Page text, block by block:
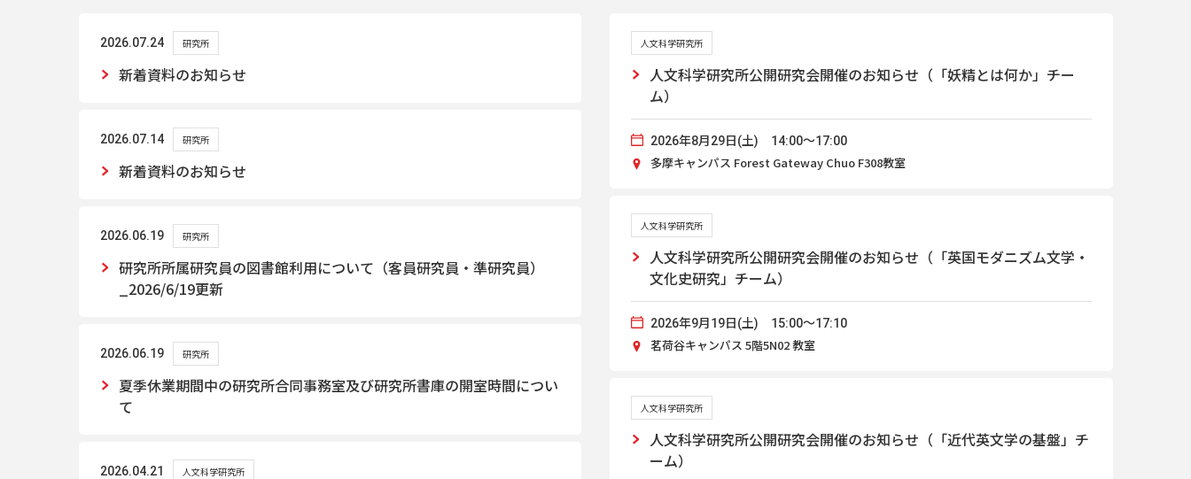
2026.07.24 研究所
新着資料のお知らせ
2026.07.14 研究所
新着資料のお知らせ
2026.06.19 研究所
研究所所属研究員の図書館利用について（客員研究員・準研究員）
_2026/6/19更新
2026.06.19 研究所
夏季休業期間中の研究所合同事務室及び研究所書庫の開室時間につい
て
2026.04.21 人文科学研究所
人文科学研究所
人文科学研究所公開研究会開催のお知らせ（「妖精とは何か」チー
ム）
2026年8月29日(土) 14:00～17:00
多摩キャンパス Forest Gateway Chuo F308教室
人文科学研究所
人文科学研究所公開研究会開催のお知らせ（「英国モダニズム文学・
文化史研究」チーム）
2026年9月19日(土) 15:00～17:10
茗荷谷キャンパス 5階5N02 教室
人文科学研究所
人文科学研究所公開研究会開催のお知らせ（「近代英文学の基盤」チ
ーム）